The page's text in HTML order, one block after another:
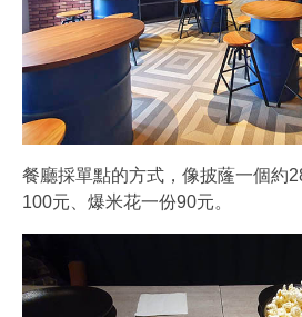
餐廳採單點的方式，像披蕯一個約
100元、爆米花一份90元。